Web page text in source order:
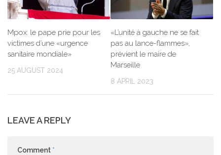
Mpox: le pape prie pour les
victimes d’une «urgence
sanitaire mondiale»
25 AUGUST 2024
«L’unité à gauche ne se fait
pas au lance-flammes»,
prévient le maire de
Marseille
8 APRIL 2023
LEAVE A REPLY
Comment *